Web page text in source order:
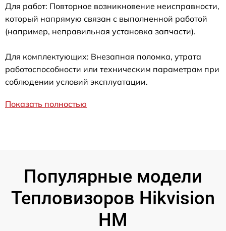
Для работ: Повторное возникновение неисправности,
который напрямую связан с выполненной работой
(например, неправильная установка запчасти).
Для комплектующих: Внезапная поломка, утрата
работоспособности или техническим параметрам при
соблюдении условий эксплуатации.
Показать полностью
Популярные модели
Тепловизоров Hikvision
HM